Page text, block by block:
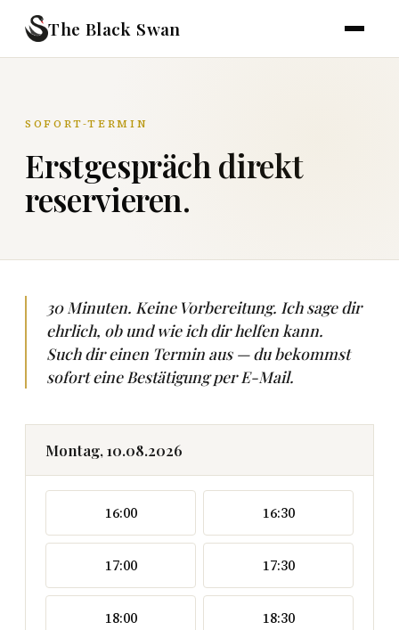
The Black Swan
SOFORT-TERMIN
Erstgespräch direkt
reservieren.
30 Minuten. Keine Vorbereitung. Ich sage dir
ehrlich, ob und wie ich dir helfen kann.
Such dir einen Termin aus — du bekommst
sofort eine Bestätigung per E-Mail.
Montag, 10.08.2026
16:00 16:30
17:00 17:30
18:00 18:30